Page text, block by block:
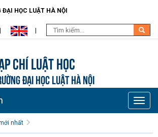
HỌC LUẬT HÀ NỘI
chí Luật học
ĐẠI HỌC LUẬT HÀ NỘI
Toggle
nhất